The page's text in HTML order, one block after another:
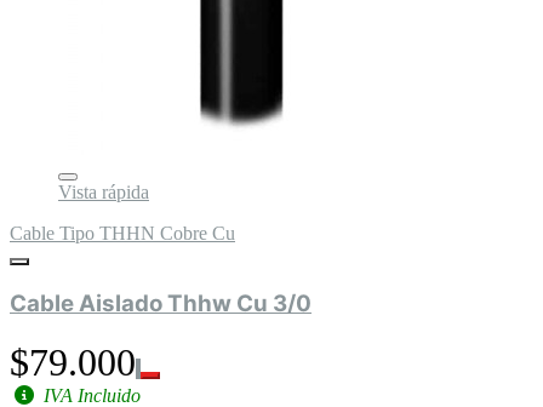
Vista rápida
Cable Tipo THHN Cobre Cu
Cable Aislado Thhw Cu 3/0
$79.000
IVA Incluido